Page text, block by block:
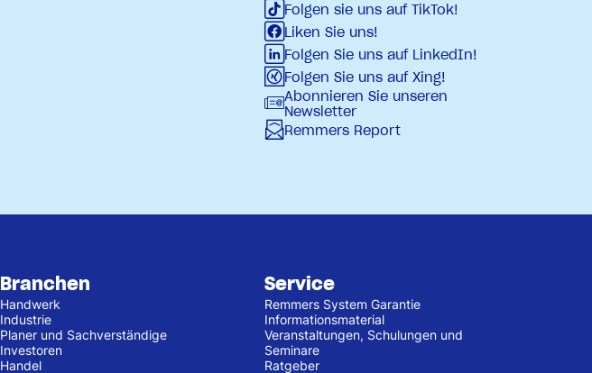
Folgen sie uns auf TikTok!
Liken Sie uns!
Folgen Sie uns auf LinkedIn!
Folgen Sie uns auf Xing!
Abonnieren Sie unseren
Newsletter
Remmers Report
Branchen
Handwerk
Industrie
Planer und Sachverständige
Investoren
Handel
Service
Remmers System Garantie
Informationsmaterial
Veranstaltungen, Schulungen und
Seminare
Ratgeber